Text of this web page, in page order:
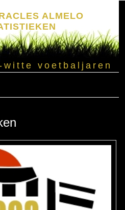
ALMELO
witte voetbaljaren